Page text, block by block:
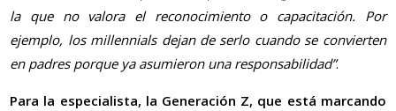
la que no valora el reconocimiento o capacitación. Por
ejemplo, los millennials dejan de serlo cuando se convierten
en padres porque ya asumieron una responsabilidad”.
Para la especialista, la Generación Z, que está marcando